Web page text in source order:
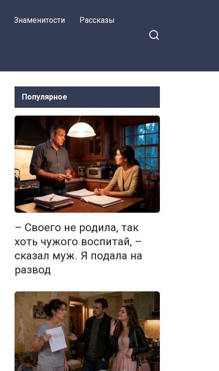
Знаменитости Рассказы
Популярное
– Своего не родила, так
хоть чужого воспитай, –
сказал муж. Я подала на
развод